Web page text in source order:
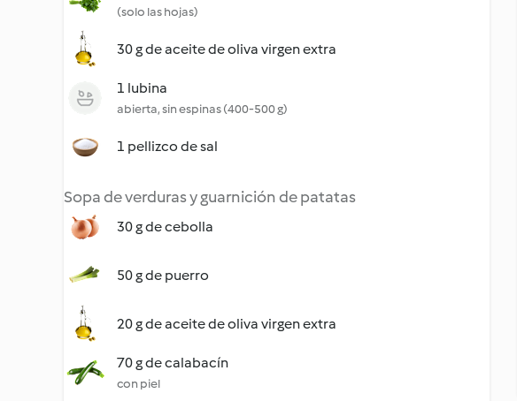
(solo las hojas)
30 g de aceite de oliva virgen extra
1 lubina
abierta, sin espinas (400-500 g)
1 pellizco de sal
Sopa de verduras y guarnición de patatas
30 g de cebolla
50 g de puerro
20 g de aceite de oliva virgen extra
70 g de calabacín
con piel